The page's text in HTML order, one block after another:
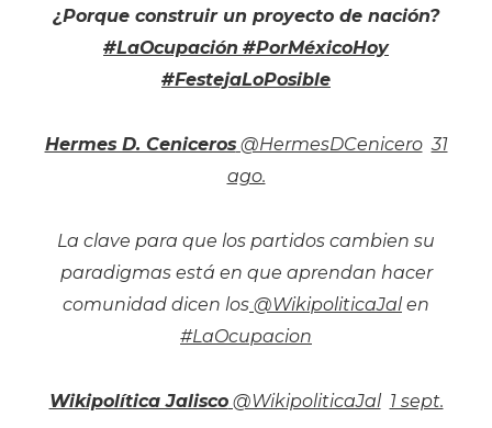
¿Porque construir un proyecto de nación?
#LaOcupación #PorMéxicoHoy
#FestejaLoPosible
Hermes D. Ceniceros‏ @HermesDCenicero 31
ago.
La clave para que los partidos cambien su
paradigmas está en que aprendan hacer
comunidad dicen los @WikipoliticaJalen
#LaOcupacion
Wikipolítica Jalisco‏ @WikipoliticaJal 1 sept.